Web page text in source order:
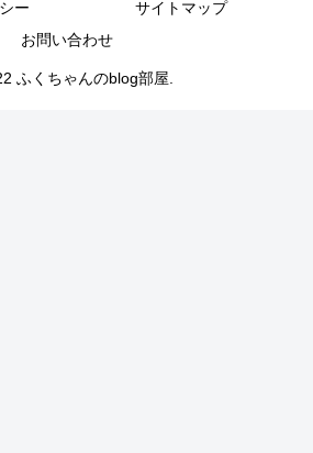
ー
サイトマップ
お問い合わせ
ふくちゃんのblog部屋.